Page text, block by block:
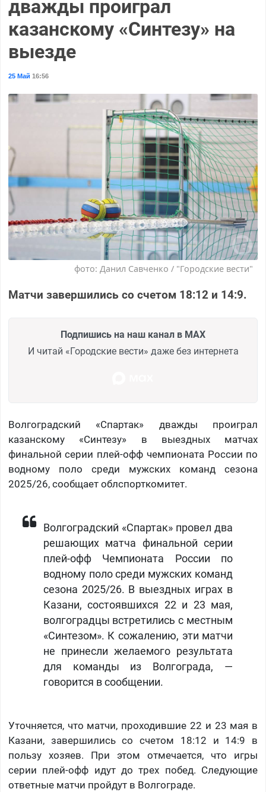
дважды проиграл
казанскому «Синтезу» на
выезде
25 Май 16:56
фото: Данил Савченко / "Городские вести"
Матчи завершились со счетом 18:12 и 14:9.
Подпишись на наш канал в MAX
И читай «Городские вести» даже без интернета
Волгоградский «Спартак» дважды проиграл
казанскому «Синтезу» в выездных матчах
финальной серии плей-офф чемпионата России по
водному поло среди мужских команд сезона
2025/26, сообщает облспорткомитет.
Волгоградский «Спартак» провел два
решающих матча финальной серии
плей-офф Чемпионата России по
водному поло среди мужских команд
сезона 2025/26. В выездных играх в
Казани, состоявшихся 22 и 23 мая,
волгоградцы встретились с местным
«Синтезом». К сожалению, эти матчи
не принесли желаемого результата
для команды из Волгограда, —
говорится в сообщении.
Уточняется, что матчи, проходившие 22 и 23 мая в
Казани, завершились со счетом 18:12 и 14:9 в
пользу хозяев. При этом отмечается, что игры
серии плей-офф идут до трех побед. Следующие
ответные матчи пройдут в Волгограде.